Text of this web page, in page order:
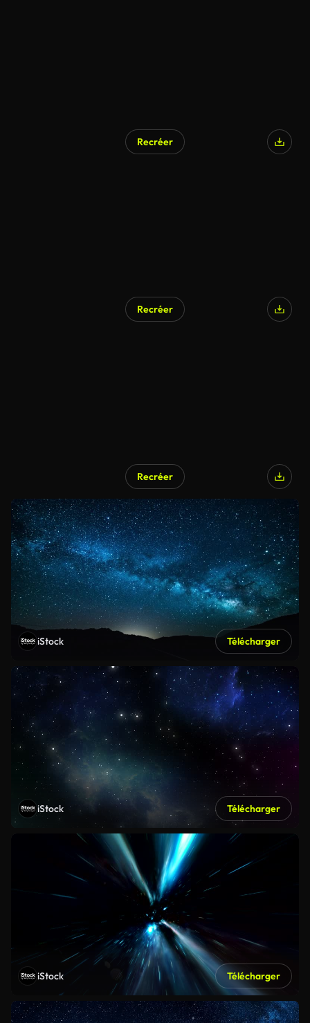
Recréer
Recréer
Recréer
iStock Télécharger
iStock Télécharger
iStock Télécharger